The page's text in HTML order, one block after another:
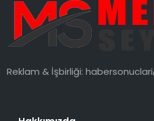
Reklam & İşbirliği: